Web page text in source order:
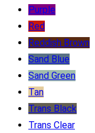
Purple
Red
Reddish Brown
Sand Blue
Sand Green
Tan
Trans Black
Trans Clear